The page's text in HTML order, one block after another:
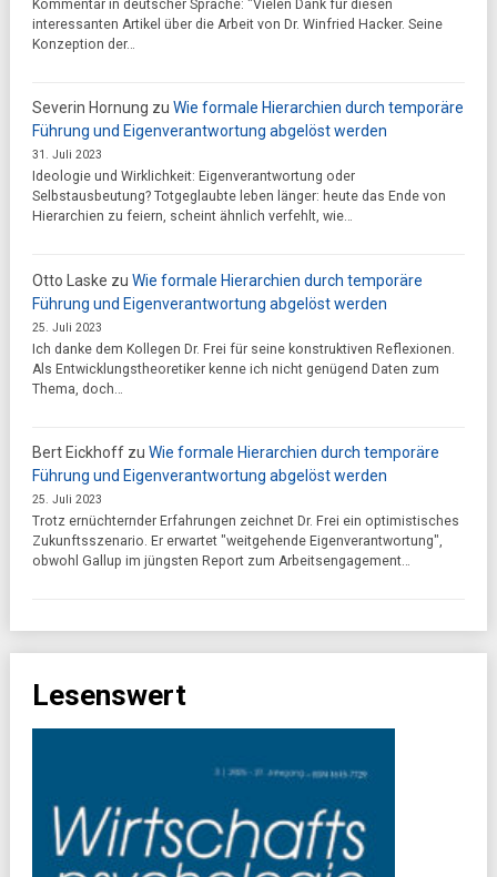
Kommentar in deutscher Sprache: "Vielen Dank für diesen
interessanten Artikel über die Arbeit von Dr. Winfried Hacker. Seine
Konzeption der…
Severin Hornung zu Wie formale Hierarchien durch temporäre
Führung und Eigenverantwortung abgelöst werden
31. Juli 2023
Ideologie und Wirklichkeit: Eigenverantwortung oder
Selbstausbeutung? Totgeglaubte leben länger: heute das Ende von
Hierarchien zu feiern, scheint ähnlich verfehlt, wie…
Otto Laske zu Wie formale Hierarchien durch temporäre
Führung und Eigenverantwortung abgelöst werden
25. Juli 2023
Ich danke dem Kollegen Dr. Frei für seine konstruktiven Reflexionen.
Als Entwicklungstheoretiker kenne ich nicht genügend Daten zum
Thema, doch…
Bert Eickhoffzu Wie formale Hierarchien durch temporäre
Führung und Eigenverantwortung abgelöst werden
25. Juli 2023
Trotz ernüchternder Erfahrungen zeichnet Dr. Frei ein optimistisches
Zukunftsszenario. Er erwartet "weitgehende Eigenverantwortung",
obwohl Gallup im jüngsten Report zum Arbeitsengagement…
Lesenswert